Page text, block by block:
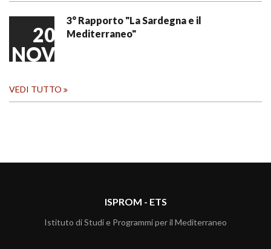
20
NOV
3° Rapporto "La Sardegna e il
Mediterraneo"
VEDI TUTTO
ISPROM - ETS
Istituto di Studi e Programmi per il Mediterraneo